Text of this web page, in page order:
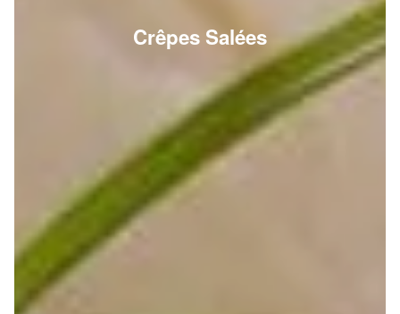
Crêpes Salées